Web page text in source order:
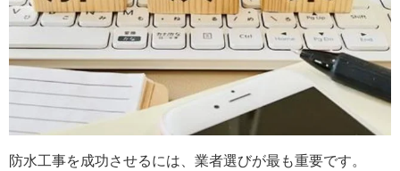
防水工事を成功させるには、業者選びが最も重要です。